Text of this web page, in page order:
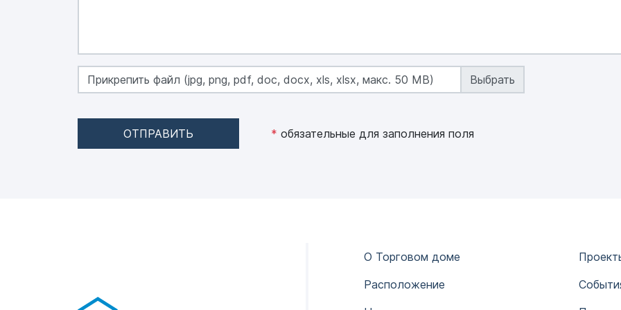
Прикрепить файл (jpg, png, pdf, doc, docx, xls, xlsx, макс. 50 MB)
ОТПРАВИТЬ * обязательные для заполнения поля
О Торговом доме
Расположение